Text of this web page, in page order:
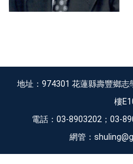
地址：974301 花蓮縣壽豐鄉
樓
電話：03-8903202；03-
網管：